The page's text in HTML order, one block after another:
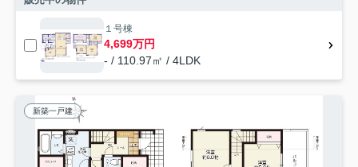
１号棟
4,699万円
- / 110.97㎡ / 4LDK
新築一戸建